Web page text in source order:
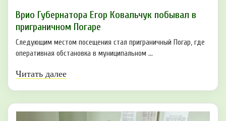
Врио Губернатора Егор Ковальчук побывал в
приграничном Погаре
Следующим местом посещения стал приграничный Погар, где
оперативная обстановка в муниципальном ...
Читать далее